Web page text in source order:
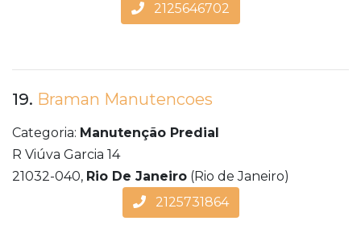
2125646702
19. Braman Manutencoes
Categoria: Manutenção Predial
R Viúva Garcia 14
21032-040, Rio De Janeiro (Rio de Janeiro)
2125731864